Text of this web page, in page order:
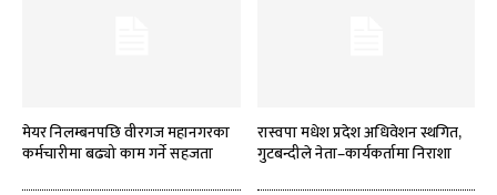
मेयर निलम्बनपछि वीरगज महानगरका
कर्मचारीमा बढ्यो काम गर्ने सहजता
रास्वपा मधेश प्रदेश अधिवेशन स्थगित,
गुटबन्दीले नेता–कार्यकर्तामा निराशा